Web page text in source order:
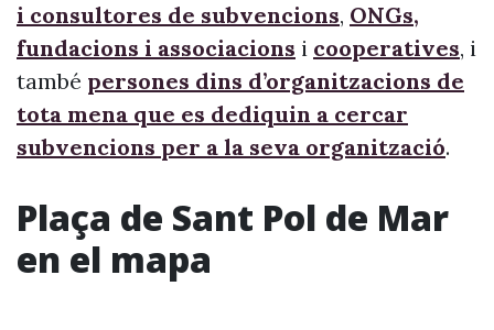
i consultores de subvencions, ONGs,
fundacions i associacions i cooperatives, i
també persones dins d’organitzacions de
tota mena que es dediquin a cercar
subvencions per a la seva organització.
Plaça de Sant Pol de Mar
en el mapa